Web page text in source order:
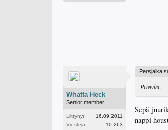
Whatta Heck
Senior member
Liittynyt:
16.09.2011
Viestejä:
10,263
Persjalka
Prowler.
Sepä
nappi